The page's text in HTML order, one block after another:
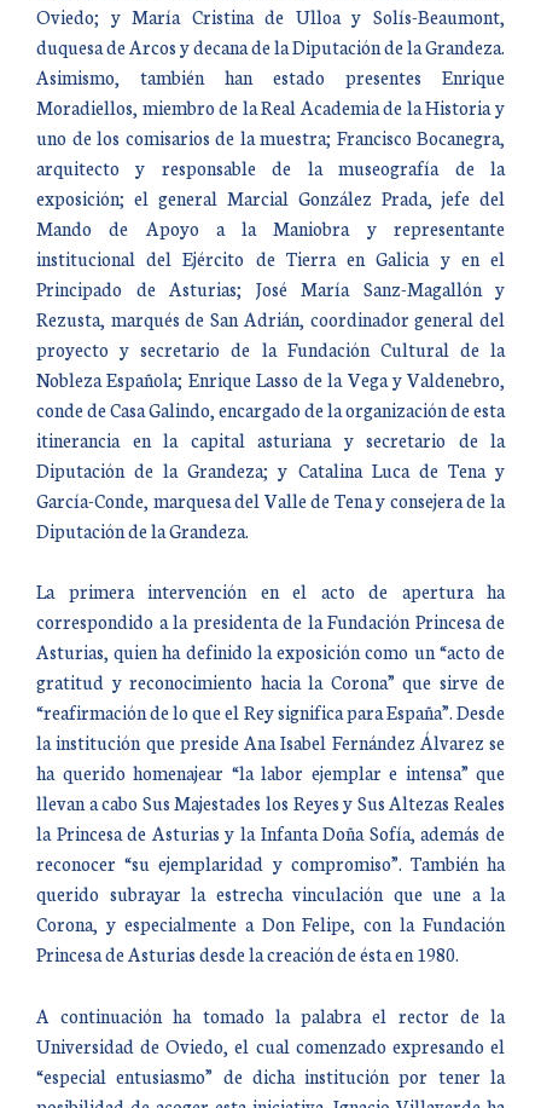
Oviedo; y María Cristina de Ulloa y Solís-Beaumont,
duquesa de Arcos y decana de la Diputación de la Grandeza.
Asimismo, también han estado presentes Enrique
Moradiellos, miembro de la Real Academia de la Historia y
uno de los comisarios de la muestra; Francisco Bocanegra,
arquitecto y responsable de la museografía de la
exposición; el general Marcial González Prada, jefe del
Mando de Apoyo a la Maniobra y representante
institucional del Ejército de Tierra en Galicia y en el
Principado de Asturias; José María Sanz-Magallón y
Rezusta, marqués de San Adrián, coordinador general del
proyecto y secretario de la Fundación Cultural de la
Nobleza Española; Enrique Lasso de la Vega y Valdenebro,
conde de Casa Galindo, encargado de la organización de esta
itinerancia en la capital asturiana y secretario de la
Diputación de la Grandeza; y Catalina Luca de Tena y
García-Conde, marquesa del Valle de Tena y consejera de la
Diputación de la Grandeza.
La primera intervención en el acto de apertura ha
correspondido a la presidenta de la Fundación Princesa de
Asturias, quien ha definido la exposición como un “acto de
gratitud y reconocimiento hacia la Corona” que sirve de
“reafirmación de lo que el Rey significa para España”. Desde
la institución que preside Ana Isabel Fernández Álvarez se
ha querido homenajear “la labor ejemplar e intensa” que
llevan a cabo Sus Majestades los Reyes y Sus Altezas Reales
la Princesa de Asturias y la Infanta Doña Sofía, además de
reconocer “su ejemplaridad y compromiso”. También ha
querido subrayar la estrecha vinculación que une a la
Corona, y especialmente a Don Felipe, con la Fundación
Princesa de Asturias desde la creación de ésta en 1980.
A continuación ha tomado la palabra el rector de la
Universidad de Oviedo, el cual comenzado expresando el
“especial entusiasmo” de dicha institución por tener la